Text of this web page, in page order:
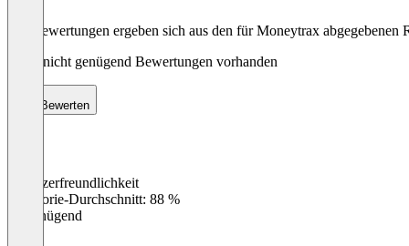
Die Bewertungen ergeben sich aus den für Moneytrax abgegebenen
Noch nicht genügend Bewertungen vorhanden
Bewerten
Benutzerfreundlichkeit
Kategorie-Durchschnitt: 88 %
Ungenügend